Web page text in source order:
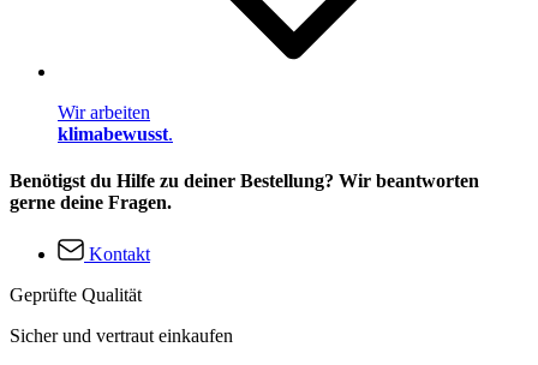
Wir arbeiten
klimabewusst.
Benötigst du Hilfe zu deiner Bestellung? Wir beantworten
gerne deine Fragen.
Kontakt
Geprüfte Qualität
Sicher und vertraut einkaufen